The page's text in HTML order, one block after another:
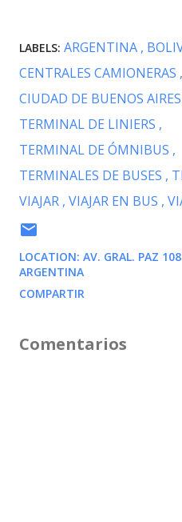
LABELS: ARGENTINA
CENTRALES CAMIONERAS
CIUDAD DE BUENOS AIRES
TERMINAL DE LINIERS
TERMINAL DE ÓMNIBUS
TERMINALES DE BUSES
VIAJAR VIAJAR EN BUS
LOCATION: AV. GRAL. PAZ
ARGENTINA
COMPARTIR
Comentarios